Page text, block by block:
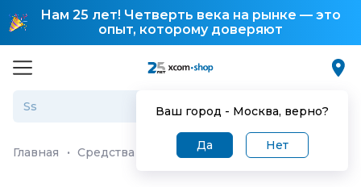
Нам 25 лет! Четверть века на рынке — это
опыт, которому доверяют
Ваш город - Москва, верно?
Да Нет
Главная · Средства и системы безопасности